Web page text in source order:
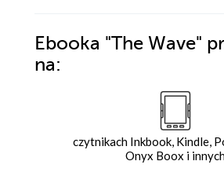
Ebooka "The Wave"
na:
czytnikach Inkbook, Kindle,
Onyx Boox i